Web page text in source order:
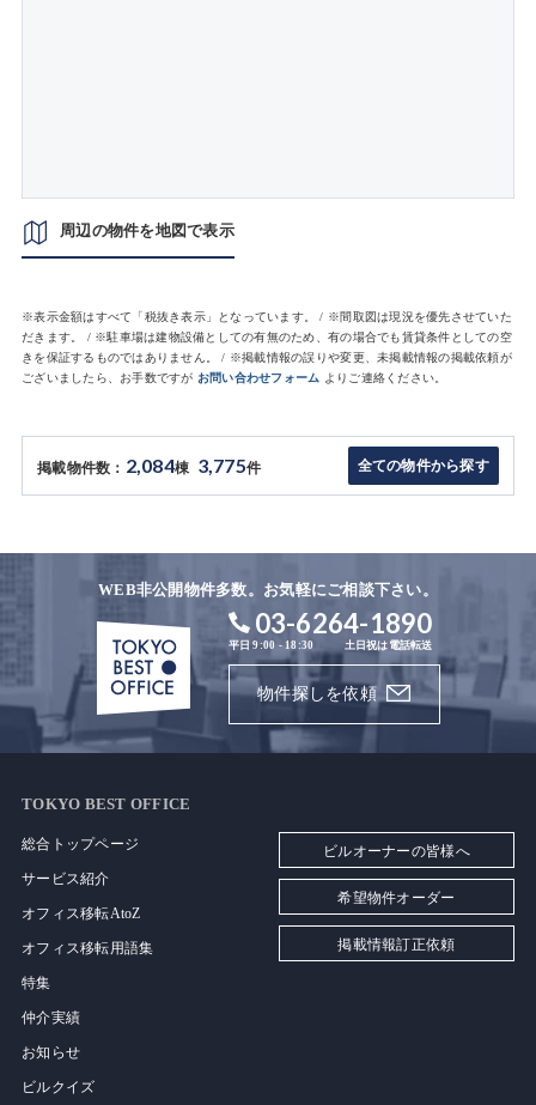
周辺の物件を地図で表示
※表示金額はすべて「税抜き表示」となっています。 / ※間取図は現況を優先させていた
だきます。 / ※駐車場は建物設備としての有無のため、有の場合でも賃貸条件としての空
きを保証するものではありません。 / ※掲載情報の誤りや変更、未掲載情報の掲載依頼が
ございましたら、お手数ですが お問い合わせフォーム よりご連絡ください。
掲載物件数： 2,084棟 3,775件 全ての物件から探す
WEB非公開物件多数。お気軽にご相談下さい。
03-6264-1890
平日 9:00 - 18:30 土日祝は電話転送
物件探しを依頼
TOKYO BEST OFFICE
総合トップページ
サービス紹介
オフィス移転AtoZ
オフィス移転用語集
特集
仲介実績
お知らせ
ビルクイズ
ビルオーナーの皆様へ
希望物件オーダー
掲載情報訂正依頼